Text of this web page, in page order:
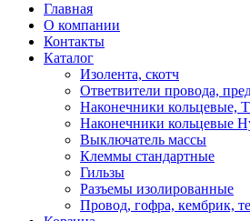
Главная
О компании
Контакты
Каталог
Изолента, скотч
Ответвители провода,
Наконечники кольцевые,
Наконечники кольцевые
Выключатель массы
Клеммы стандартные
Гильзы
Разъемы изолированные
Провод, гофра, кембрик,